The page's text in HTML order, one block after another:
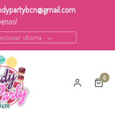
idioma
0